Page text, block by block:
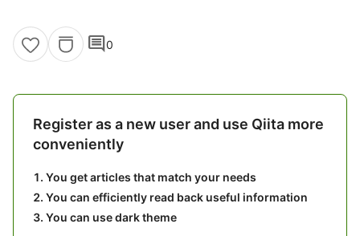
comment0
Register as a new user and use Qiita more
conveniently
You get articles that match your needs
You can efficiently read back useful information
You can use dark theme